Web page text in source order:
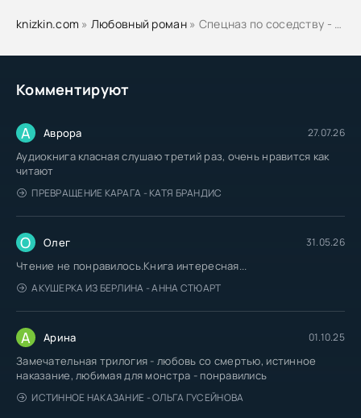
Комментируют
А Аврора 27.07.26
Аудиокнига класная слушаю третий раз, очень нравится как
читают
ПРЕВРАЩЕНИЕ КАРАГА - КАТЯ БРАНДИС
О Олег 31.05.26
Чтение не понравилось.Книга интересная...
АКУШЕРКА ИЗ БЕРЛИНА - АННА СТЮАРТ
А Арина 01.10.25
Замечательная трилогия - любовь со смертью, истинное
наказание, любимая для монстра - понравились
ИСТИННОЕ НАКАЗАНИЕ - ОЛЬГА ГУСЕЙНОВА
knizkin.com » Любовный роман» Спецназ по соседству - Алекс Коваль, Лана Вайн